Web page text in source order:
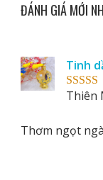
ĐÁNH GIÁ MỚI
Rated5
Tinh
Thiên
Thơm ngọt